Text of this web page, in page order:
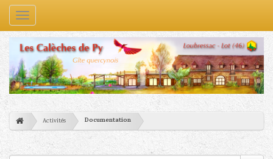
Navigation
Activités Documentation